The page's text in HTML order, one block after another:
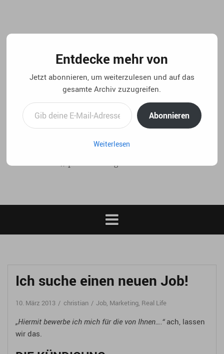
Ich suche einen neuen Job!
10. März 2013 christian Job, Marketing, Real Life
„Hiermit bewerbe ich mich für die von Ihnen….“ach, lassen
wir das.
Entdecke mehr von
Jetzt abonnieren, um weiterzulesen und auf das
gesamte Archiv zuzugreifen.
Gib deine E-Mail-Adresse ein ...
Abonnieren
Weiterlesen